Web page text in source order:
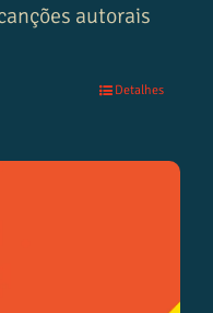
autorais
Detalhes